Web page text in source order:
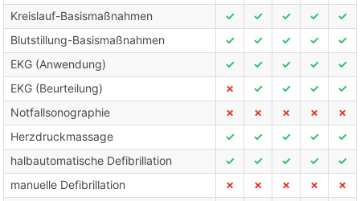
Kreislauf-Basismaßnahmen ✓ ✓ ✓ ✓
✓
Blutstillung-Basismaßnahmen
✓ ✓ ✓ ✓
✓
EKG (Anwendung)
✓ ✓ ✓ ✓
✓
EKG (Beurteilung)
✗ ✓ ✓ ✓
✓
Notfallsonographie
✗ ✗ ✗ ✗
✗
Herzdruckmassage
✓ ✓ ✓ ✓
✓
halbautomatische Defibrillation
✓ ✓ ✓ ✓
✓
manuelle Defibrillation
✗ ✗ ✗ ✗
✗